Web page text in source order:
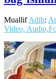
MuallifAdib:
Video,